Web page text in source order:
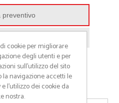
preventivo
cookie per migliorare
degli utenti e per
sull’utilizzo del sito
la navigazione accetti le
l'utilizzo dei cookie da
nostra.